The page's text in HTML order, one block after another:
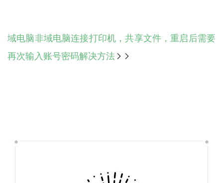
域电脑非域电脑连接打印机，共享文件，重启后需要
再次输入账号密码解决方法 